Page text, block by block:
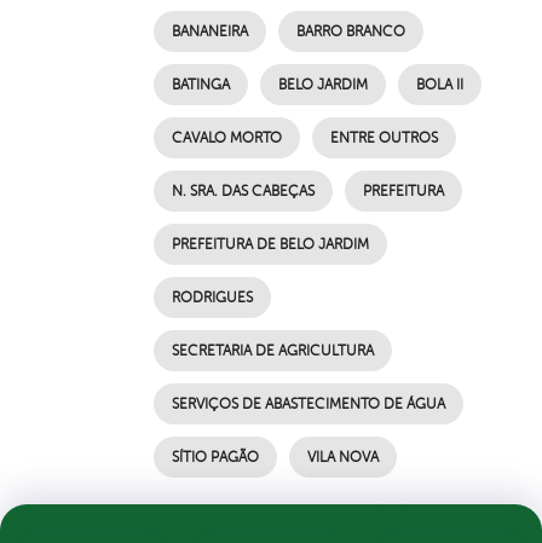
BANANEIRA BARRO BRANCO
BATINGA BELO JARDIM BOLA II
CAVALO MORTO ENTRE OUTROS
N. SRA. DAS CABEÇAS PREFEITURA
PREFEITURA DE BELO JARDIM
RODRIGUES
SECRETARIA DE AGRICULTURA
SERVIÇOS DE ABASTECIMENTO DE ÁGUA
SÍTIO PAGÃO VILA NOVA